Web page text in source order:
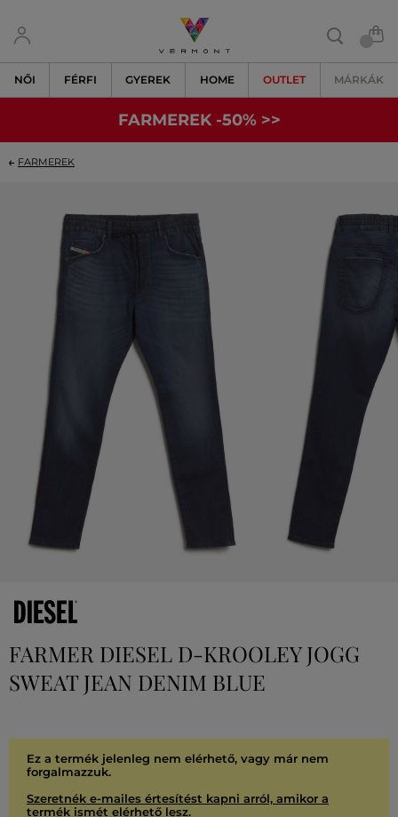
NŐI FÉRFI GYEREK HOME OUTLET MÁRKÁK
FARMEREK -50% >>
FARMEREK
FARMER DIESEL D-KROOLEY JOGG
SWEAT JEAN DENIM BLUE
Ez a termék jelenleg nem elérhető, vagy már nem
forgalmazzuk.
Szeretnék e-mailes értesítést kapni arról, amikor a
termék ismét elérhető lesz.